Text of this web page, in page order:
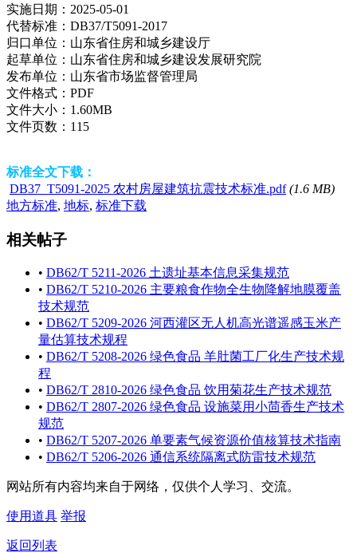
实施日期： 2025-05-01
代替标准： DB37/T5091-2017
归口单位： 山东省住房和城乡建设厅
起草单位： 山东省住房和城乡建设发展研究院
发布单位： 山东省市场监督管理局
文件格式： PDF
文件大小： 1.60MB
文件页数： 115
标准全文下载：
DB37_T5091-2025 农村房屋建筑抗震技术标准.pdf (1.6 MB)
地方标准, 地标, 标准下载
相关帖子
• DB62/T 5211-2026 土遗址基本信息采集规范
• DB62/T 5210-2026 主要粮食作物全生物降解地膜覆盖
技术规范
• DB62/T 5209-2026 河西灌区无人机高光谱遥感玉米产
量估算技术规程
• DB62/T 5208-2026 绿色食品 羊肚菌工厂化生产技术规
程
• DB62/T 2810-2026 绿色食品 饮用菊花生产技术规范
• DB62/T 2807-2026 绿色食品 设施菜用小茴香生产技术
规范
• DB62/T 5207-2026 单要素气候资源价值核算技术指南
• DB62/T 5206-2026 通信系统隔离式防雷技术规范
网站所有内容均来自于网络，仅供个人学习、交流。
使用道具 举报
返回列表